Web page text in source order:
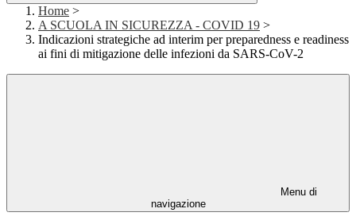
Home >
A SCUOLA IN SICUREZZA - COVID 19 >
Indicazioni strategiche ad interim per preparedness e readiness
ai fini di mitigazione delle infezioni da SARS-CoV-2
Menu di
navigazione